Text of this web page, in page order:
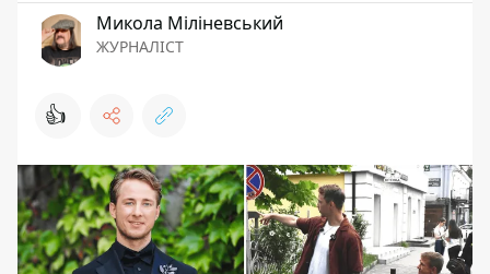
Микола Міліневський
ЖУРНАЛІСТ
👍